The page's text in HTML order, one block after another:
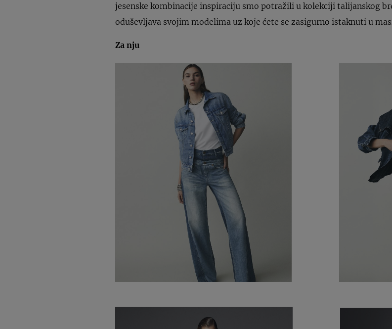
jesenske kombinacije inspiraciju smo potražili u kolekciji talijanskog
oduševljava svojim modelima uz koje ćete se zasigurno istaknuti u
Za nju